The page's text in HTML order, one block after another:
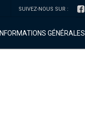
SUIVEZ-NOUS SUR :
INFORMATIONS GÉNÉRALES